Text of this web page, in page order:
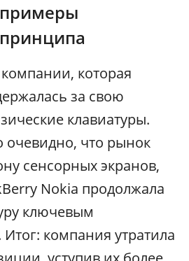
которая
за свою
клавиатуры.
очевидно, что рынок
сенсорных экранов,
Nokia продолжала
ключевым
компания утратила